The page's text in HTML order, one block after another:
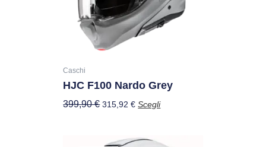
Caschi
HJC F100 Nardo Grey
399,90€ 315,92€ Scegli
opzioni
possono
pagina
Il
Questo